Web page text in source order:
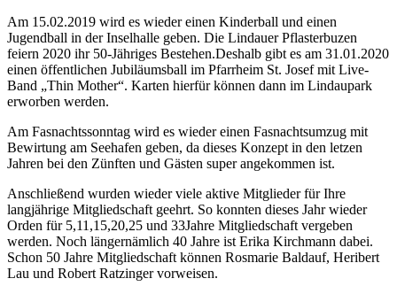
Am 15.02.2019 wird es wieder einen Kinderball und einen
Jugendball in der Inselhalle geben. Die Lindauer Pflasterbuzen
feiern 2020 ihr 50-Jähriges Bestehen.Deshalb gibt es am 31.01.2020
einen öffentlichen Jubiläumsball im Pfarrheim St. Josef mit Live-
Band „Thin Mother“. Karten hierfür können dann im Lindaupark
erworben werden.
Am Fasnachtssonntag wird es wieder einen Fasnachtsumzug mit
Bewirtung am Seehafen geben, da dieses Konzept in den letzen
Jahren bei den Zünften und Gästen super angekommen ist.
Anschließend wurden wieder viele aktive Mitglieder für Ihre
langjährige Mitgliedschaft geehrt. So konnten dieses Jahr wieder
Orden für 5,11,15,20,25 und 33Jahre Mitgliedschaft vergeben
werden. Noch längernämlich 40 Jahre ist Erika Kirchmann dabei.
Schon 50 Jahre Mitgliedschaft können Rosmarie Baldauf, Heribert
Lau und Robert Ratzinger vorweisen.